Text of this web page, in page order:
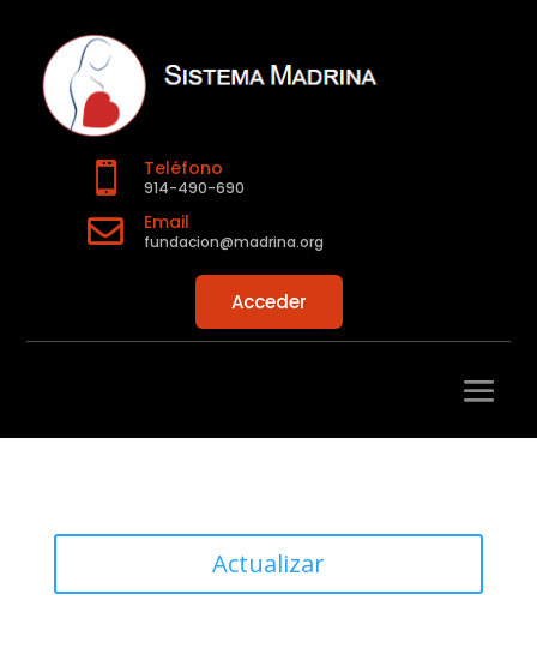
 Teléfono
914-490-690
 Email
fundacion@madrina.org
Acceder
Actualizar